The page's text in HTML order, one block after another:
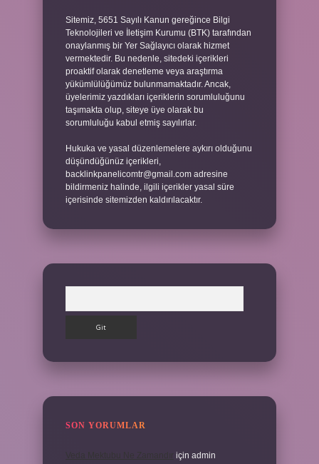
Sitemiz, 5651 Sayılı Kanun gereğince Bilgi
Teknolojileri ve İletişim Kurumu (BTK) tarafından
onaylanmış bir Yer Sağlayıcı olarak hizmet
vermektedir. Bu nedenle, sitedeki içerikleri
proaktif olarak denetleme veya araştırma
yükümlülüğümüz bulunmamaktadır. Ancak,
üyelerimiz yazdıkları içeriklerin sorumluluğunu
taşımakta olup, siteye üye olarak bu
sorumluluğu kabul etmiş sayılırlar.
Hukuka ve yasal düzenlemelere aykırı olduğunu
düşündüğünüz içerikleri,
backlinkpanelicomtr@gmail.com adresine
bildirmeniz halinde, ilgili içerikler yasal süre
içerisinde sitemizden kaldırılacaktır.
SON YORUMLAR
için admin